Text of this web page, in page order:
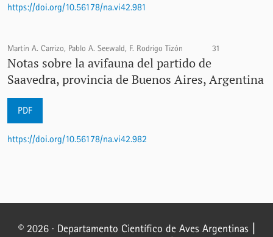
https://doi.org/10.56178/na.vi42.981
Martín A. Carrizo, Pablo A. Seewald, F. Rodrigo Tizón 31
Notas sobre la avifauna del partido de
Saavedra, provincia de Buenos Aires, Argentina
PDF
https://doi.org/10.56178/na.vi42.982
© 2026 · Departamento Científico de Aves Argentinas